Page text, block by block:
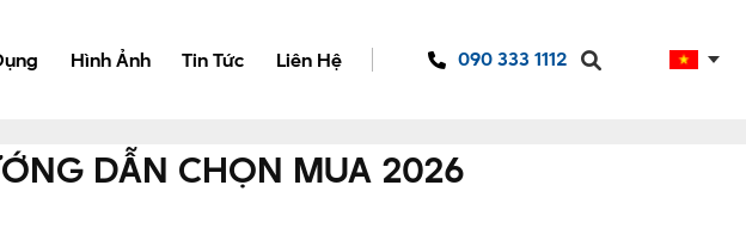
Hình Ảnh Tin Tức Liên Hệ 090 333 1112
DẪN CHỌN MUA 2026